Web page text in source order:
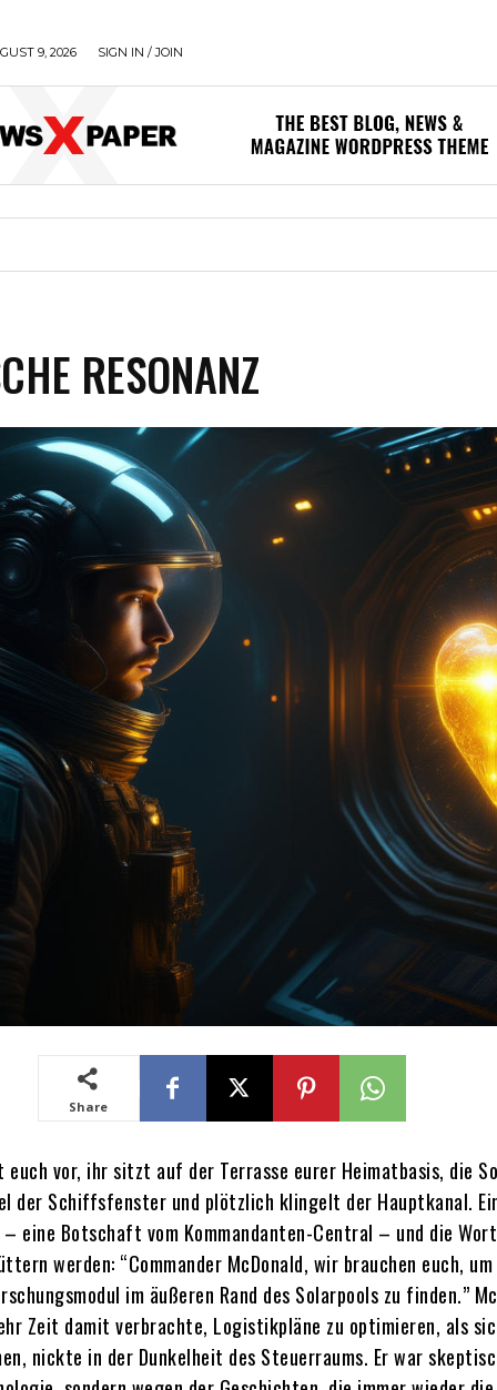
9, 2026 SIGN IN / JOIN
RESONANZ
Share
vor, ihr sitzt auf der Terrasse eurer Heimatbasis, die
der Schiffsfenster und plötzlich klingelt der Hauptkanal.
eine Botschaft vom Kommandanten-Central – und die
werden: “Commander McDonald, wir brauchen euch,
im äußeren Rand des Solarpools zu finden.”
Zeit damit verbrachte, Logistikpläne zu optimieren, als
nickte in der Dunkelheit des Steuerraums. Er war